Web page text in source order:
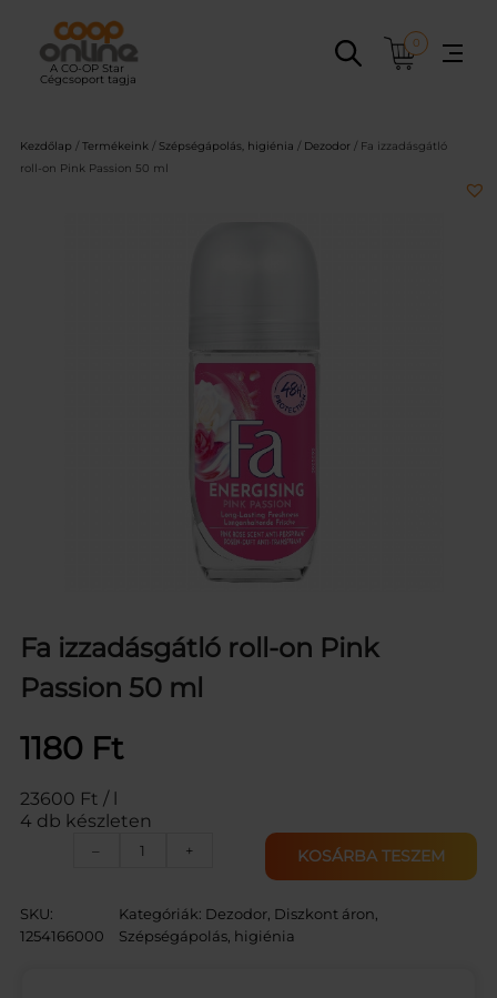
tartalomhoz
0
Kezdőlap / Termékeink / Szépségápolás, higiénia / Dezodor / Fa izzadásgátló
roll-on Pink Passion 50 ml
Fa izzadásgátló roll-on Pink
Passion 50 ml
1180 Ft
23600 Ft / l
4 db készleten
–
F
O
L
+ KOSÁRBA TESZEM
SKU:
1254166000
Kategóriák: Dezodor, Diszkont áron
Szépségápolás, higiénia